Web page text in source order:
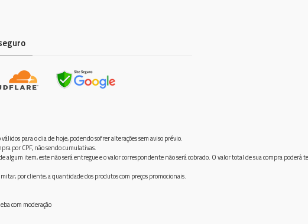
para o dia de hoje, podendo sofrer alterações sem aviso prévio.
por CPF, não sendo cumulativas.
item, este não será entregue e o valor correspondente não será cobrado. O valor total de sua compra poderá
por cliente, a quantidade dos produtos com preços promocionais.
com moderação